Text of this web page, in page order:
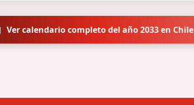
Ver calendario completo del año 2033 en Chile